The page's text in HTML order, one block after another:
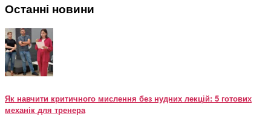
Останні новини
Як навчити критичного мислення без нудних лекцій: 5 готових
механік для тренера